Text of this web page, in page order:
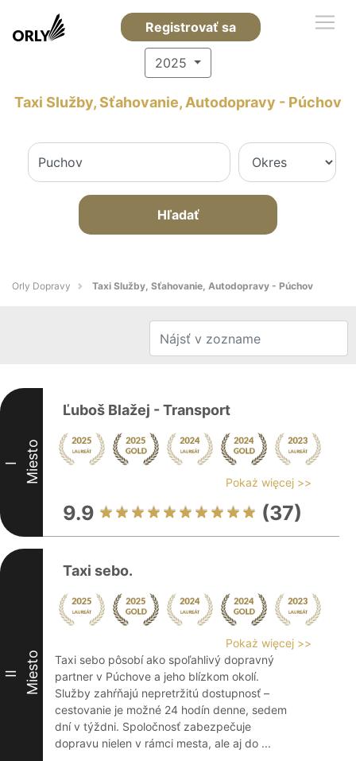
Registrovať sa
2025
Taxi Služby, Sťahovanie, Autodopravy - Púchov
Hľadať
Orly Dopravy Taxi Služby, Sťahovanie, Autodopravy - Púchov
I Miesto
Ľuboš Blažej - Transport
Pokaż więcej >>
9.9 (37)
II Miesto
Taxi sebo.
Pokaż więcej >>
Taxi sebo pôsobí ako spoľahlivý dopravný
partner v Púchove a jeho blízkom okolí.
Služby zahŕňajú nepretržitú dostupnosť –
cestovanie je možné 24 hodín denne, sedem
dní v týždni. Spoločnosť zabezpečuje
dopravu nielen v rámci mesta, ale aj do ...